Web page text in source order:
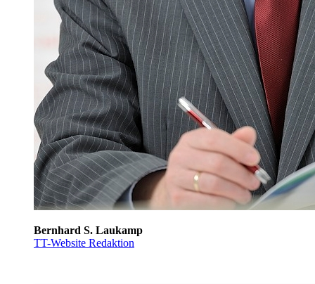
Bernhard S. Laukamp
TT-Website Redaktion